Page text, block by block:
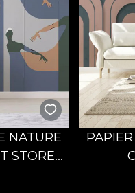
NATURE
STORE